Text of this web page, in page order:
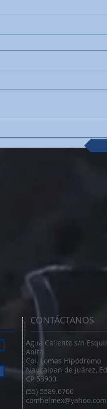
CONTÁCTANOS
Agua Caliente s/n
Anita
Col. Lomas Hipódromo
Naucalpan de Juárez,
CP 53900
(55) 5589.6700